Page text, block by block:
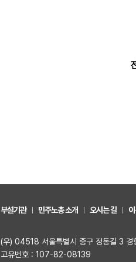
부설기관 민주노총 소개 오시는 길
(우) 04518 서울특별시 중구 정동길 3 경
고유번호 : 107-82-08139